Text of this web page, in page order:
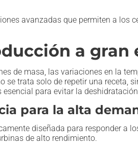
avanzadas que permiten a
a gran
de masa, las variaciones en la
se trata solo de repetir una receta,
para evitar la
para la alta
diseñada para responder a
de alto rendimiento.